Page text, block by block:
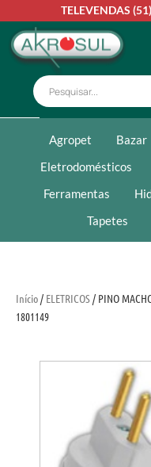
TELEVENDAS
Agropet Bazar
Eletrodomésticos
Ferramentas
Tapetes
Início/ ELETRICOS/ PINO
1801149